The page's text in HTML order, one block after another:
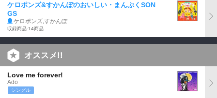
ケロポンズ&すかんぽのおいしい・まんぷくSON
GS
ケロポンズ,すかんぽ
収録商品:14商品
オススメ!!
Love me forever!
Ado
シングル